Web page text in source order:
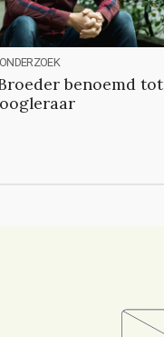
benoemd tot